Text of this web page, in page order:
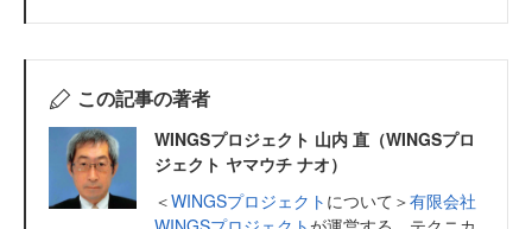
この記事の著者
WINGSプロジェクト 山内 直（WINGSプロ
ジェクト ヤマウチ ナオ）
＜WINGSプロジェクト について＞有限会社